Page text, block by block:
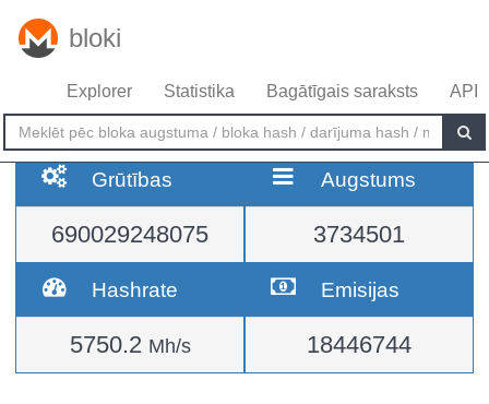
bloki
Explorer Statistika Bagātīgais saraksts API
Grūtības
690029248075
Augstums
3734501
Hashrate
5750.2 Mh/s
Emisijas
18446744